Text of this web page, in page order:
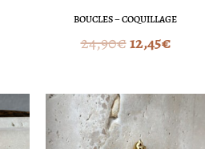
BOUCLES – COQUILLAGE
24,90€12,45€